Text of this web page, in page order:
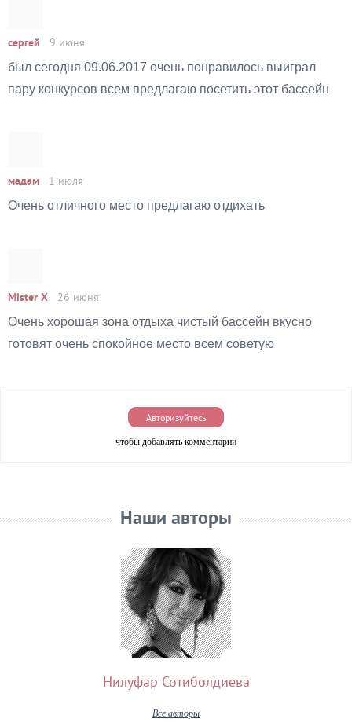
сергей 9 июня
был сегодня 09.06.2017 очень понравилось выиграл
пару конкурсов всем предлагаю посетить этот бассейн
мадам 1 июля
Oчень отличного место предлагаю отдихать
Mister X 26 июня
Очень хорошая зона отдыха чистый бассейн вкусно
готовят очень спокойное место всем советую
Авторизуйтесь
чтобы добавлять комментарии
Наши авторы
Нилуфар Сотиболдиева
Все авторы